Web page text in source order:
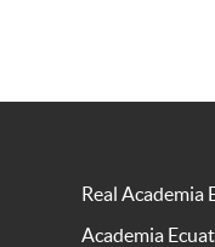
Real Academia
Academia